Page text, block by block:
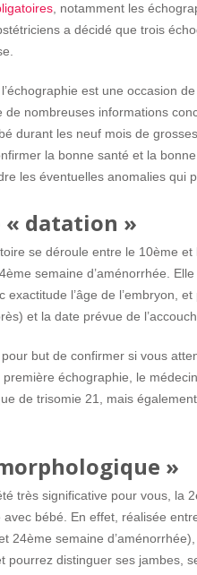
, notamment les
a décidé que trois
est une occasion
nombreuses informations
durant les neuf mois de
la bonne santé et la
les éventuelles anomalies qui
« datation »
se déroule entre le 10ème et
semaine d’aménorrhée.
l’âge de l’embryon,
et la date prévue de
but de confirmer si vous
échographie, le
de trisomie 21, mais
»
très significative pour vous, la
bébé. En effet, réalisée
24ème semaine
pourrez distinguer ses jambes,